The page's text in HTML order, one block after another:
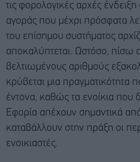
τις φορολογικές αρχές ένδειξη
αγοράς που μέχρι πρόσφατα
του επίσημου συστήματος
αποκαλύπτεται. Ωστόσο, πίσω
βελτιωμένους αριθμούς
κρύβεται μια πραγματικότητα
έντονα, καθώς τα ενοίκια που
Εφορία απέχουν σημαντικά
καταβάλλουν στην πράξη οι
ενοικιαστές.